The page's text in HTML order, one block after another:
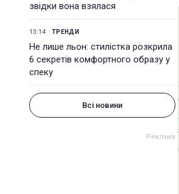
звідки вона взялася
13:14 ТРЕНДИ
Не лише льон: стилістка розкрила
6 секретів комфортного образу у
спеку
Всі новини